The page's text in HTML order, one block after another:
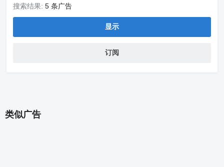
搜索结果: 5 条广告
显示
订阅
类似广告